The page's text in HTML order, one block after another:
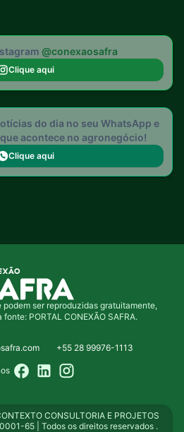
@conexaosafra
Clique aqui
do dia no seu WhatsApp e
acontece no agronegócio!
Clique aqui
podem ser reproduzidas gratuitamente,
PORTAL CONEXÃO SAFRA.
+55 28 99976-1113
CONSULTORIA E PROJETOS
65 | Todos os direitos reservados .